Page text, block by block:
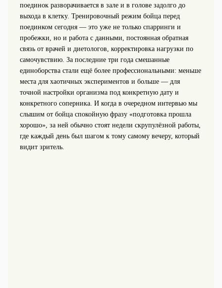
поединок разворачивается в зале и в голове задолго до
выхода в клетку. Тренировочный режим бойца перед
поединком сегодня — это уже не только спарринги и
пробежки, но и работа с данными, постоянная обратная
связь от врачей и диетологов, корректировка нагрузки по
самочувствию. За последние три года смешанные
единоборства стали ещё более профессиональными: меньше
места для хаотичных экспериментов и больше — для
точной настройки организма под конкретную дату и
конкретного соперника. И когда в очередном интервью мы
слышим от бойца спокойную фразу «подготовка прошла
хорошо», за ней обычно стоят недели скрупулёзной работы,
где каждый день был шагом к тому самому вечеру, который
видит зритель.